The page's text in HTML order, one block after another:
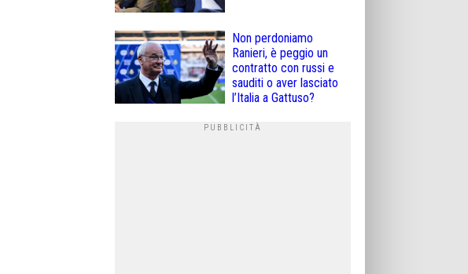
Non perdoniamo
Ranieri, è peggio un
contratto con russi e
sauditi o aver lasciato
l’Italia a Gattuso?